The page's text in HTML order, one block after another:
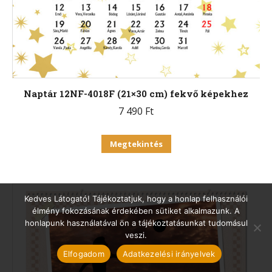
Naptár 12NF-4018F (21×30 cm) fekvő képekhez
7 490 Ft
Megtekintés
több
variációja
van.
A
változatok
Kedves Látogató! Tájékoztatjuk, hogy a honlap felhasználói
élmény fokozásának érdekében sütiket alkalmazunk. A
honlapunk használatával ön a tájékoztatásunkat tudomásul
veszi.
Elfogadom
Adatkezelési irányelvek